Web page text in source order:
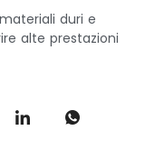
duri e
alte prestazioni